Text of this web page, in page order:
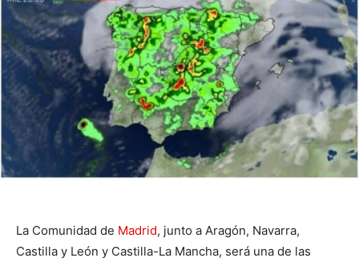
La Comunidad de Madrid, junto a Aragón, Navarra,
Castilla y León y Castilla-La Mancha, será una de las